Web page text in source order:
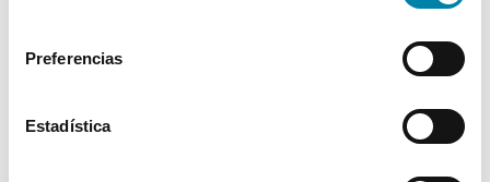
Preferencias
Estadística
Seguridad
Multimedia